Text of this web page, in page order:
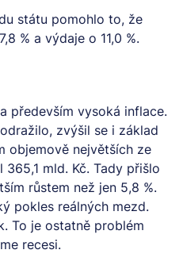
státu pomohlo to, že
% a výdaje o 11,0 %.
především vysoká inflace.
zvýšil se i základ
objemově největších ze
mld. Kč. Tady přišlo
růstem než jen 5,8 %.
pokles reálných mezd.
To je ostatně problém
recesi.